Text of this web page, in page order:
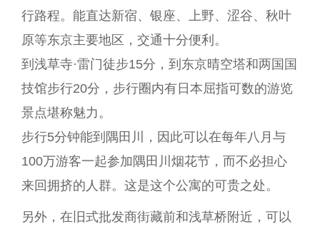
行路程。能直达新宿、银座、上野、涩谷、秋叶
原等东京主要地区，交通十分便利。
到浅草寺·雷门徒步15分，到东京晴空塔和两国国
技馆步行20分，步行圈内有日本屈指可数的游览
景点堪称魅力。
步行5分钟能到隅田川，因此可以在每年八月与
100万游客一起参加隅田川烟花节，而不必担心
来回拥挤的人群。这是这个公寓的可贵之处。
另外，在旧式批发商街藏前和浅草桥附近，可以